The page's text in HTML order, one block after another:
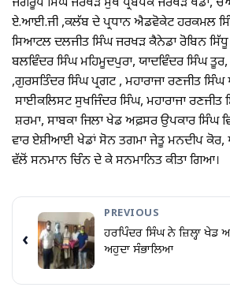
ਜਗਰੂਪ ਸਿੰਘ ਜਰਖੜ ਮੁੱਖ ਪ੍ਰਬੰਧਕ ਜਰਖੜ ਖੇਡਾਂ,
ਏ.ਆਈ.ਜੀ ,ਕਲੱਬ ਦੇ ਪ੍ਰਧਾਨ ਐਡਵੋਕੇਟ ਹਰਕਮਲ
ਸਿਆਟਲ ਦਲਜੀਤ ਸਿੰਘ ਜਰਖੜ ਕੈਨੇਡਾ ਰੋਬਿਨ
ਬਲਵਿੰਦਰ ਸਿੰਘ ਮਹਿਮੂਦਪੁਰਾ, ਯਾਦਵਿੰਦਰ ਸਿੰਘ
,ਗੁਰਸਤਿੰਦਰ ਸਿੰਘ ਪ੍ਰਗਟ , ਮਹਾਰਾਜਾ ਰਣਜੀਤ
ਸਾਈਕਲਿਸਟ ਸੁਖਜਿੰਦਰ ਸਿੰਘ, ਮਹਾਰਾਜਾ ਰਣਜੀਤ
ਸ਼ਰਮਾ, ਸਾਬਕਾ ਜਿਲਾ ਖੇਡ ਅਫ਼ਸਰ ਉਪਕਾਰ ਸਿੰਘ
ਵਾਰ ਏਸ਼ੀਆਈ ਖੇਡਾਂ ਸੋਨ ਤਗਮਾ ਜੇਤੂ ਮਨਦੀਪ
ਵੱਲੋਂ ਸਨਮਾਨ ਚਿੰਨ ਦੇ ਕੇ ਸਨਮਾਨਿਤ ਕੀਤਾ ਗਿਆ।
‹
PREVIOUS
ਹਰਪਿੰਦਰ ਸਿੰਘ ਨੇ ਜ਼ਿਲ੍ਹਾ ਖੇਡ
ਅਹੁਦਾ ਸੰਭਾਲਿਆ